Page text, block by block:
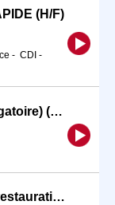
(H/F)
- CDI -
Manager en restauration (hindi obligatoire) (H/F)
Assistant / Assistante manager en restauration (H/F)